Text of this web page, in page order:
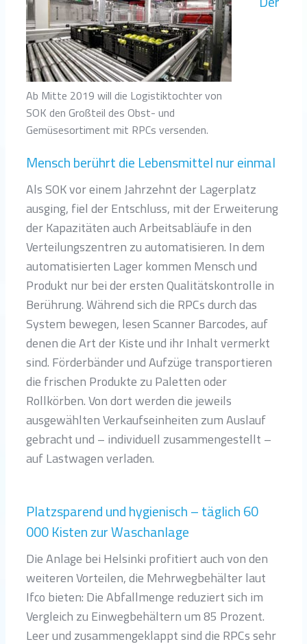
Ab Mitte 2019 will die Logistiktochter von
SOK den Großteil des Obst- und
Gemüsesortiment mit RPCs versenden.
Mensch berührt die Lebensmittel nur einmal
Als SOK vor einem Jahrzehnt der Lagerplatz
ausging, fiel der Entschluss, mit der Erweiterung
der Kapazitäten auch Arbeitsabläufe in den
Verteilungszentren zu automatisieren. In dem
automatisierten Lager kommen Mensch und
Produkt nur bei der ersten Qualitätskontrolle in
Berührung. Während sich die RPCs durch das
System bewegen, lesen Scanner Barcodes, auf
denen die Art der Kiste und ihr Inhalt vermerkt
sind. Förderbänder und Aufzüge transportieren
die frischen Produkte zu Paletten oder
Rollkörben. Von dort werden die jeweils
ausgewählten Verkaufseinheiten zum Auslauf
gebracht und – individuell zusammengestellt –
auf Lastwagen verladen.
Platzsparend und hygienisch – täglich 60
000 Kisten zur Waschanlage
Die Anlage bei Helsinki profitiert auch von den
weiteren Vorteilen, die Mehrwegbehälter laut
Ifco bieten: Die Abfallmenge reduziert sich im
Vergleich zu Einwegbehältern um 85 Prozent.
Leer und zusammengeklappt sind die RPCs sehr